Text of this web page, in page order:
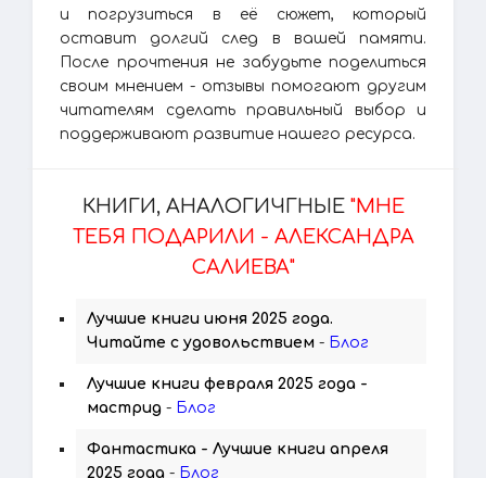
и погрузиться в её сюжет, который
оставит долгий след в вашей памяти.
После прочтения не забудьте поделиться
своим мнением - отзывы помогают другим
читателям сделать правильный выбор и
поддерживают развитие нашего ресурса.
КНИГИ, АНАЛОГИЧГНЫЕ "МНЕ
ТЕБЯ ПОДАРИЛИ - АЛЕКСАНДРА
САЛИЕВА"
Лучшие книги июня 2025 года.
Читайте с удовольствием - Блог
Лучшие книги февраля 2025 года -
мастрид - Блог
Фантастика - Лучшие книги апреля
2025 года - Блог